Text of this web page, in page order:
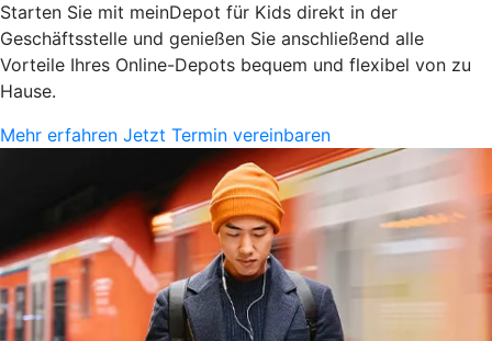
Starten Sie mit meinDepot für Kids direkt in der
Geschäftsstelle und genießen Sie anschließend alle
Vorteile Ihres Online-Depots bequem und flexibel von zu
Hause.
Mehr erfahren Jetzt Termin vereinbaren